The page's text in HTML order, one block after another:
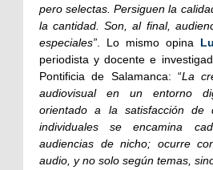
pero selectas. Persiguen la
la cantidad. Son, al final,
especiales”. Lo mismo opina
periodista y docente e
Pontificia de Salamanca: “La
audiovisual en un entorno
orientado a la satisfacción de
individuales se encamina
audiencias de nicho; ocurre
audio, y no solo según temas,